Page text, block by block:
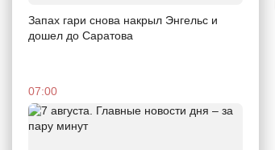
Запах гари снова накрыл Энгельс и
дошел до Саратова
07:00